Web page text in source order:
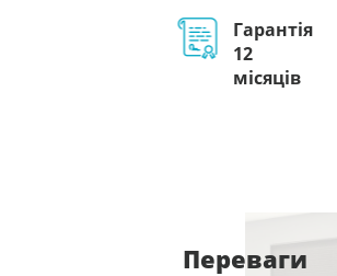
Гарантія
12
місяців
Переваги